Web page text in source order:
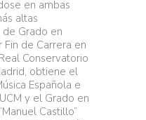
en ambas
altas
de Grado en
de Carrera en
Conservatorio
obtiene el
Española e
y el Grado en
Castillo”